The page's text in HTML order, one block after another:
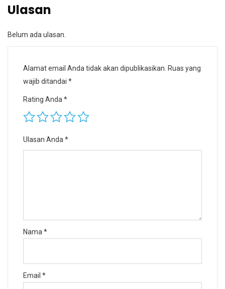
Ulasan
Belum ada ulasan.
Alamat email Anda tidak akan dipublikasikan. Ruas yang
wajib ditandai *
Rating Anda *
Ulasan Anda *
Nama *
Email *